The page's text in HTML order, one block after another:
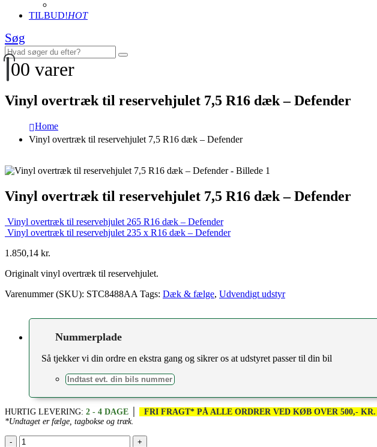
TILBUD!HOT
Søg
00 varer
Vinyl overtræk til reservehjulet 7,5 R16 dæk – Defender
Home
Vinyl overtræk til reservehjulet 7,5 R16 dæk – Defender
Vinyl overtræk til reservehjulet 7,5 R16 dæk – Defender
Vinyl overtræk til reservehjulet 265 R16 dæk – Defender
Vinyl overtræk til reservehjulet 235 x R16 dæk – Defender
1.850,14 kr.
Originalt vinyl overtræk til reservehjulet.
Varenummer (SKU): STC8488AA Tags: Dæk & fælge, Udvendigt udstyr
Nummerplade
Så tjekker vi din ordre en ekstra gang og sikrer os at udstyret passer til din bil
HURTIG LEVERING: 2 - 4 DAGE
FRI FRAGT* PÅ ALLE ORDRER VED KØB OVER 500,- KR.
*Undtaget er fælge, tagbokse og træk.
-
+